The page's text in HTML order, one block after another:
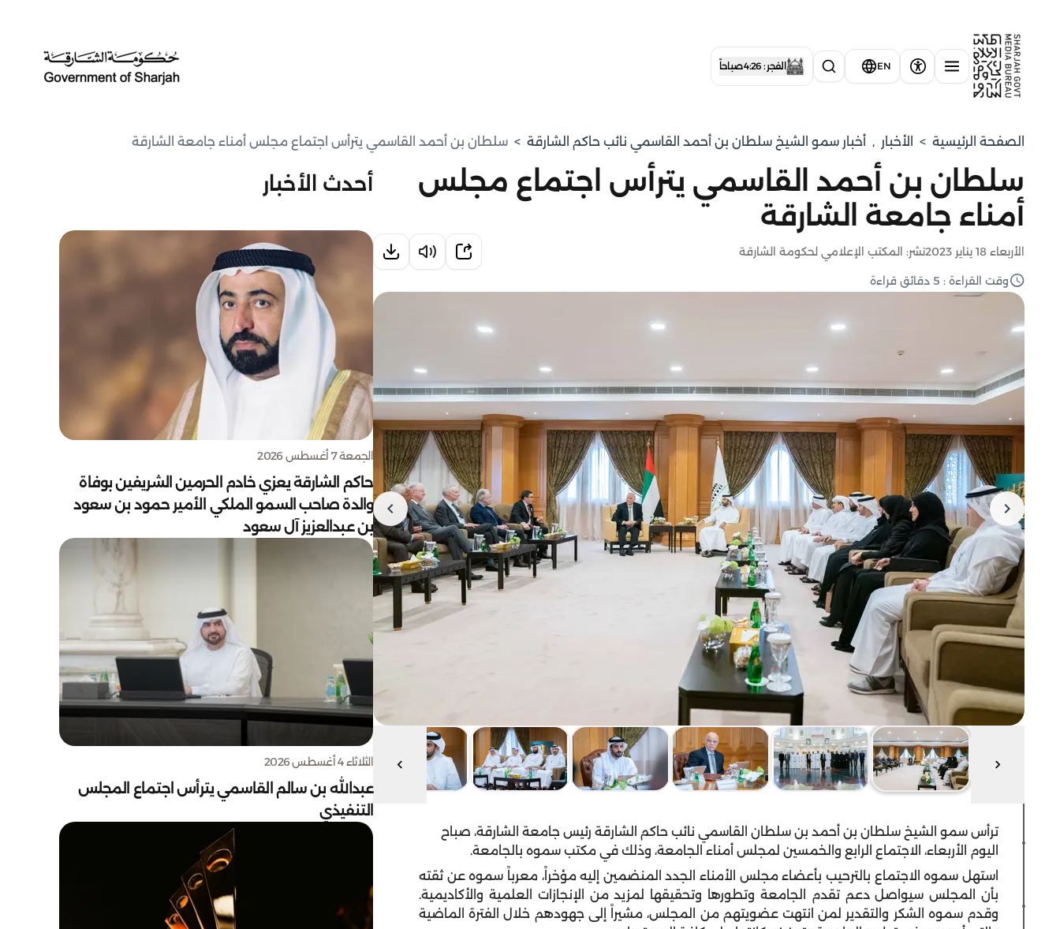
EN الفجر : 4:26 صباحاً
الصفحة الرئيسية > الأخبار , ⁠أخبار سمو الشيخ سلطان بن أحمد القاسمي نائب حاكم الشارقة > سلطان بن أحمد القاسمي يترأس اجتماع مجلس أمناء جامعة الشارقة
سلطان بن أحمد القاسمي يترأس اجتماع مجلس
أمناء جامعة الشارقة
الأربعاء 18 يناير 2023 نشر: المكتب الإعلامي لحكومة الشارقة
وقت القراءة : 5 دقائق قراءة
ترأس سمو الشيخ سلطان بن أحمد بن سلطان القاسمي نائب حاكم الشارقة رئيس جامعة الشارقة، صباح
اليوم الأربعاء، الاجتماع الرابع والخمسين لمجلس أمناء الجامعة، وذلك في مكتب سموه بالجامعة.
استهل سموه الاجتماع بالترحيب بأعضاء مجلس الأمناء الجدد المنضمين إليه مؤخراً، معرباً سموه عن ثقته
بأن المجلس سيواصل دعم تقدم الجامعة وتطورها وتحقيقها لمزيد من الإنجازات العلمية والأكاديمية.
وقدم سموه الشكر والتقدير لمن انتهت عضويتهم من المجلس، مشيراً إلى جهودهم خلال الفترة الماضية
أحدث الأخبار
الجمعة 7 أغسطس 2026
حاكم الشارقة يعزي خادم الحرمين الشريفين بوفاة
والدة صاحب السمو الملكي الأمير حمود بن سعود
بن عبدالعزيز آل سعود
الثلاثاء 4 أغسطس 2026
عبدالله بن سالم القاسمي يترأس اجتماع المجلس
التنفيذي